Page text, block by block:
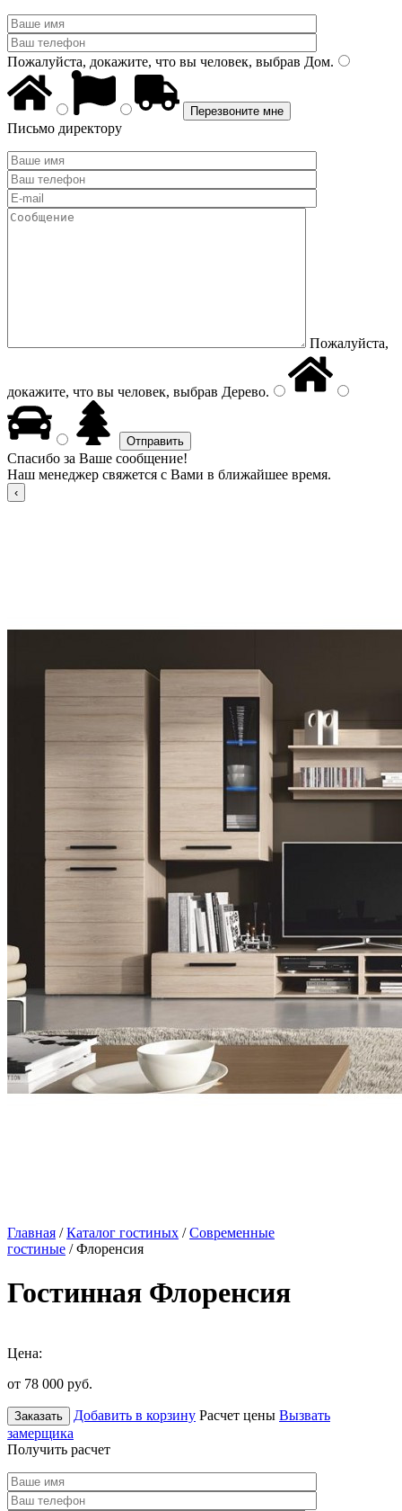
Пожалуйста, докажите, что вы человек, выбрав Дом.
Письмо директору
Пожалуйста,
докажите, что вы человек, выбрав Дерево.
Спасибо за Ваше сообщение!
Наш менеджер свяжется с Вами в ближайшее время.
Главная /Каталог гостиных /Современные
гостиные / Флоренсия
Гостинная Флоренсия
Цена:
от 78 000 руб.
Заказать Добавить в корзину Расчет цены Вызвать
замерщика
Получить расчет